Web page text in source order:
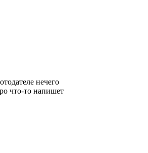
нечего
что‑то напишет